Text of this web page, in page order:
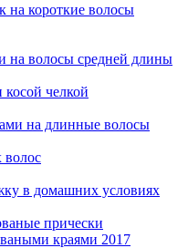
на короткие волосы
на волосы средней длины
челкой
на длинные волосы
волос
в домашних условиях
прически
краями 2017